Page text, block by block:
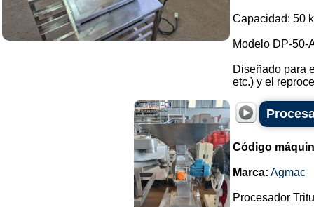
Capacidad: 50
Modelo DP-50-
Diseñado para
etc.) y el
Código
Marca: Agmac
Procesador